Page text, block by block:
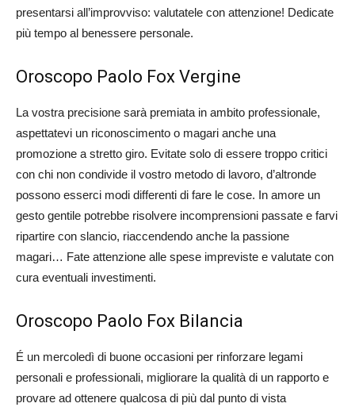
presentarsi all’improvviso: valutatele con attenzione! Dedicate
più tempo al benessere personale.
Oroscopo Paolo Fox Vergine
La vostra precisione sarà premiata in ambito professionale,
aspettatevi un riconoscimento o magari anche una
promozione a stretto giro. Evitate solo di essere troppo critici
con chi non condivide il vostro metodo di lavoro, d’altronde
possono esserci modi differenti di fare le cose. In amore un
gesto gentile potrebbe risolvere incomprensioni passate e farvi
ripartire con slancio, riaccendendo anche la passione
magari… Fate attenzione alle spese impreviste e valutate con
cura eventuali investimenti.
Oroscopo Paolo Fox Bilancia
É un mercoledì di buone occasioni per rinforzare legami
personali e professionali, migliorare la qualità di un rapporto e
provare ad ottenere qualcosa di più dal punto di vista